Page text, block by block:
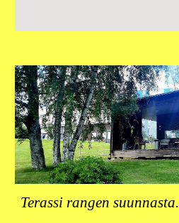
Terassi rangen suunnasta.